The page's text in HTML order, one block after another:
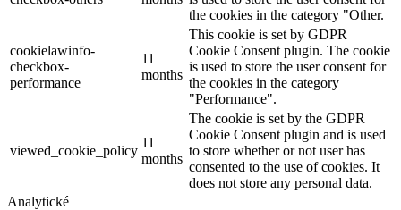
the cookies in the category "Other.
cookielawinfo-
checkbox-
performance
11
months
This cookie is set by GDPR
Cookie Consent plugin. The cookie
is used to store the user consent for
the cookies in the category
"Performance".
viewed_cookie_policy
11
months
The cookie is set by the GDPR
Cookie Consent plugin and is used
to store whether or not user has
consented to the use of cookies. It
does not store any personal data.
Analytické